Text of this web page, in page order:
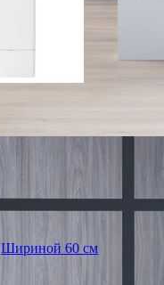
Шириной 60 см